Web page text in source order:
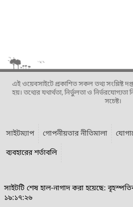
এই ওয়েবসাইটে প্রকাশিত সকল তথ্য সংশ্লিষ্ট
হয়। তথ্যের যথার্থতা, নির্ভুলতা ও নির্ভরযোগ্যতা
সচেষ্ট।
সাইটম্যাপ গোপনীয়তার নীতিমালা
ব্যবহারের শর্তাবলি
সাইটটি শেষ হাল-নাগাদ করা হয়েছে:
১৯:১৭:২৬